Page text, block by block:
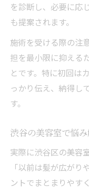
を診断し、必要に応
も提案されます。
施術を受ける際の注
担を最小限に抑える
とです。特に初回は
っかり伝え、納得し
す。
渋谷の美容室で悩
実際に渋谷区の美容
「以前は髪が広が
ントでまとまりやす